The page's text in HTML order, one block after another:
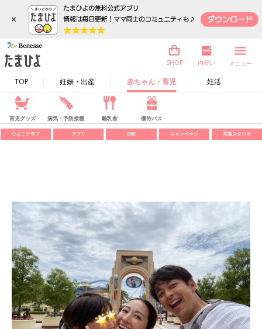
×
TOP 妊娠・出産 赤ちゃん・育児 妊活
SHOP 内祝い メニュー
育児グッズ 病気・予防接種 離乳食 優待パス
ひよこクラブ アプリ SNS キャンペーン 写真スタジオ